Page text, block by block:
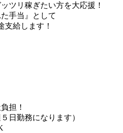
ツリ稼ぎたい方を大応援！
手当』として
給します！
担！
日勤務になります）